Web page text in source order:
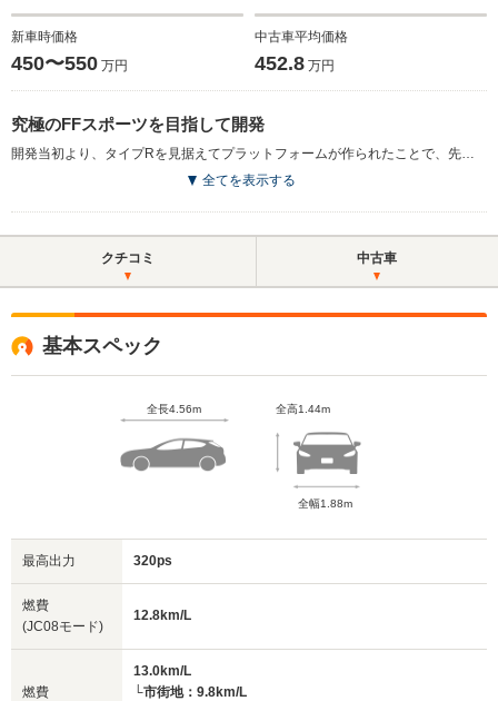
新車時価格
450〜550 万円
中古車平均価格
452.8 万円
究極のFFスポーツを目指して開発
開発当初より、タイプRを見据えてプラットフォームが作られたことで、先代モデルに対し、ねじり剛性が約38％向上。約16kgのボディ軽量化や、低重心化、ホイールベースとトレッドの拡大などにより、優れた走行安定性が追求された。エンジンは最高出力320ps／最大トルク400N・mを発生する、タイプR専用の2L・VTECターボ。組み合わされる6速MTのローレシオ化や、軽量シングルマスフライホイールの採用により、加速性能が向上。また、減速操作に合わせてエンジンの回転数が自動で調整されるレブマッチシステムもホンダ車で初採用された。走行シーンに応じた3つのドライブモードにより、シーンに応じた高いパフォーマンスが実現された（2017.9）
全てを表示する
クチコミ 中古車
基本スペック
全長4.56m 全高1.44m
全幅1.88m
最高出力 320ps
燃費
(JC08モード)
12.8km/L
燃費
13.0km/L
└市街地：9.8km/L